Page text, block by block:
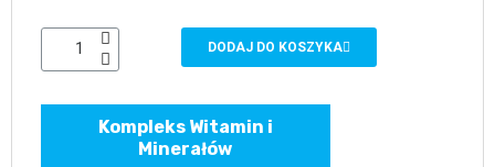
DODAJ DO KOSZYKA
Kompleks Witamin i
Minerałów